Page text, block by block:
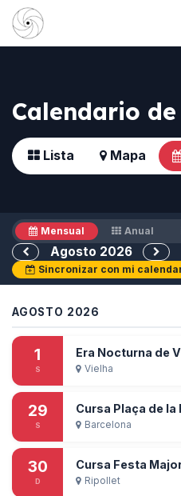
Ir al contenido
Calendario de
Lista Mapa
Mensual Anual
Agosto 2026
Sincronizar con mi
AGOSTO 2026
1
S
Era Nocturna de
Vielha
29
S
Cursa Plaça de la
Barcelona
30
D
Cursa Festa
Ripollet